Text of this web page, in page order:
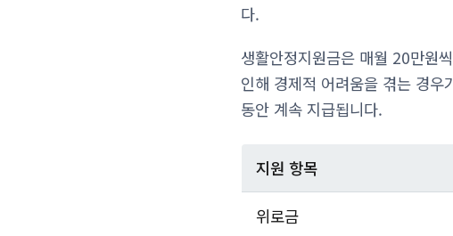
다.
생활안정지원금은 매월 20만원
인해 경제적 어려움을 겪는 경
동안 계속 지급됩니다.
지원 항목
위로금